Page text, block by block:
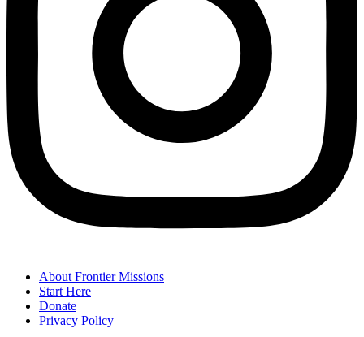
About Frontier Missions
Start Here
Donate
Privacy Policy